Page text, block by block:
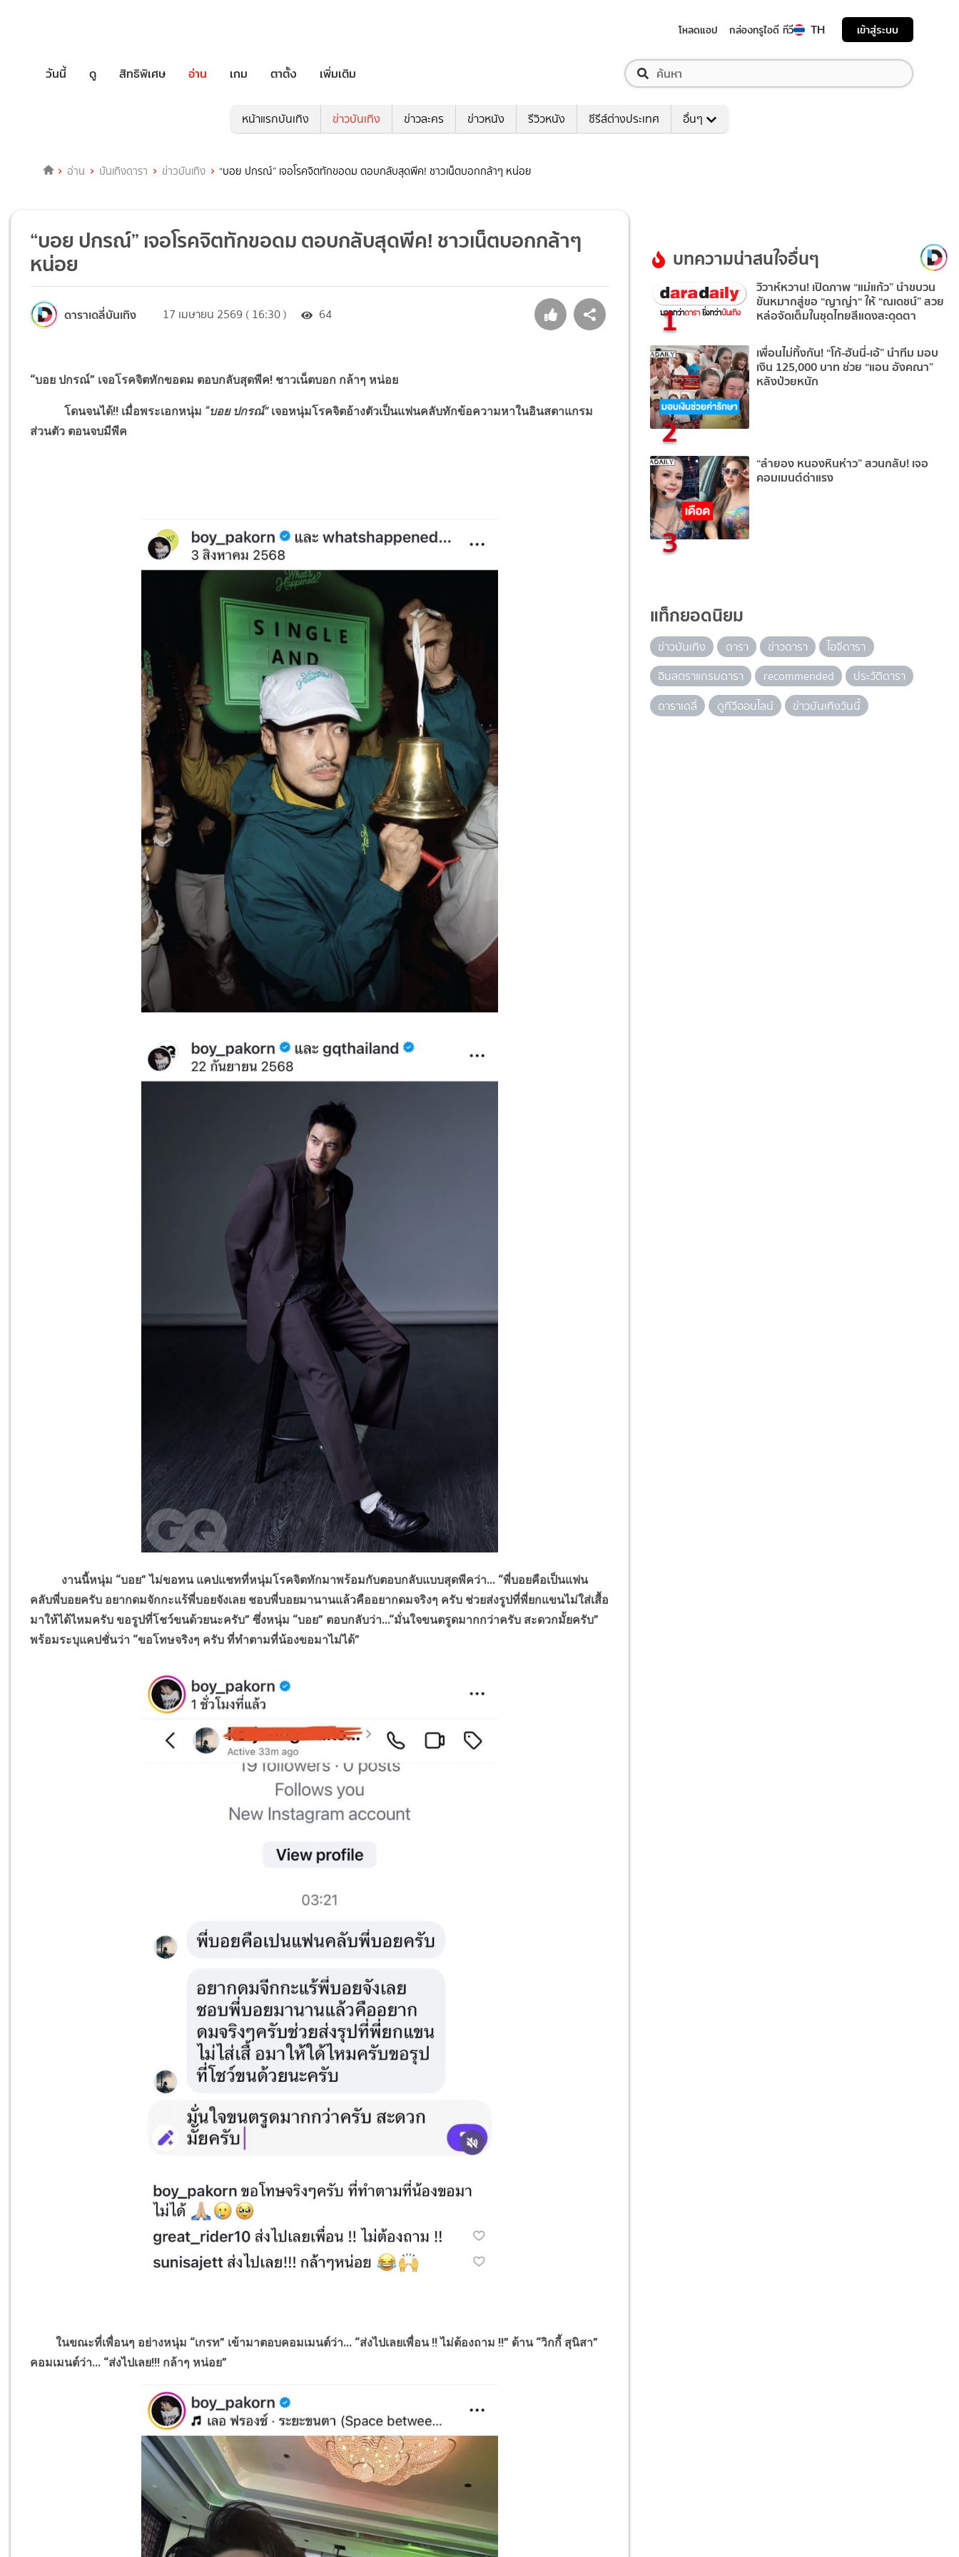
โหลดแอป กล่องทรูไอดี ทีวี TH เข้าสู่ระบบ
วันนี้ ดู สิทธิพิเศษ อ่าน เกม ตาตั้ง เพิ่มเติม
หน้าแรกบันเทิง ข่าวบันเทิง ข่าวละคร ข่าวหนัง รีวิวหนัง ซีรีส์ต่างประเทศ อื่นๆ
อ่าน บันเทิงดารา ข่าวบันเทิง “บอย ปกรณ์” เจอโรคจิตทักขอดม ตอบกลับสุดพีค! ชาวเน็ตบอกกล้าๆ หน่อย
“บอย ปกรณ์” เจอโรคจิตทักขอดม ตอบกลับสุดพีค! ชาวเน็ตบอกกล้าๆ
หน่อย
ดาราเดลี่บันเทิง 17 เมษายน 2569 ( 16:30 ) 64
“บอย ปกรณ์” เจอโรคจิตทักขอดม ตอบกลับสุดพีค! ชาวเน็ตบอก กล้าๆ หน่อย
โดนจนได้!! เมื่อพระเอกหนุ่ม “บอย ปกรณ์”เจอหนุ่มโรคจิตอ้างตัวเป็นแฟนคลับทักข้อความหาในอินสตาแกรม
ส่วนตัว ตอนจบมีพีค
งานนี้หนุ่ม “บอย” ไม่ขอทน แคปแชทที่หนุ่มโรคจิตทักมาพร้อมกับตอบกลับแบบสุดพีคว่า... “พี่บอยคือเป็นแฟน
คลับพี่บอยครับ อยากดมจักกะแร้พี่บอยจังเลย ชอบพี่บอยมานานแล้วคืออยากดมจริงๆ ครับ ช่วยส่งรูปที่พี่ยกแขนไม่ใส่เสื้อ
มาให้ได้ไหมครับ ขอรูปที่โชว์ขนด้วยนะครับ” ซึ่งหนุ่ม “บอย” ตอบกลับว่า...“มั่นใจขนตรูดมากกว่าครับ สะดวกมั้ยครับ”
พร้อมระบุแคปชั่นว่า “ขอโทษจริงๆ ครับ ที่ทำตามที่น้องขอมาไม่ได้”
ในขณะที่เพื่อนๆ อย่างหนุ่ม “เกรท” เข้ามาตอบคอมเมนต์ว่า... “ส่งไปเลยเพื่อน !! ไม่ต้องถาม !!” ด้าน “วิกกี้ สุนิสา”
คอมเมนต์ว่า... “ส่งไปเลย!!! กล้าๆ หน่อย”
บทความน่าสนใจอื่นๆ
1
วิวาห์หวาน! เปิดภาพ “แม่แก้ว” นำขบวน
ขันหมากสู่ขอ “ญาญ่า“ ให้ “ณเดชน์” สวย
หล่อจัดเต็มในชุดไทยสีแดงสะดุดตา
2
เพื่อนไม่ทิ้งกัน! “โก้-ฮันนี่-เอ้” นำทีม มอบ
เงิน 125,000 บาท ช่วย “แอน อังคณา”
หลังป่วยหนัก
3
“ลำยอง หนองหินห่าว” สวนกลับ! เจอ
คอมเมนต์ด่าแรง
แท็กยอดนิยม
ข่าวบันเทิง ดารา ข่าวดารา
ไอจีดารา
อินสตราแกรมดารา
recommended
ประวัติดารา
ดาราเดลี่
ดูทีวีออนไลน์ ข่าวบันเทิงวันนี้